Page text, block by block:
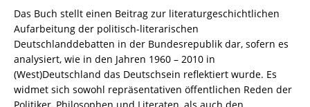
6303-
9
/
978-
3-
82-
606303-
Das Buch stellt einen Beitrag zur literaturgeschichtlichen
Aufarbeitung der politisch-literarischen
Deutschlanddebatten in der Bundesrepublik dar, sofern es
analysiert, wie in den Jahren 1960 – 2010 in
(West)Deutschland das Deutschsein reflektiert wurde. Es
widmet sich sowohl repräsentativen öffentlichen Reden der